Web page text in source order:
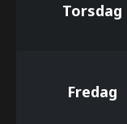
Torsdag
Fredag